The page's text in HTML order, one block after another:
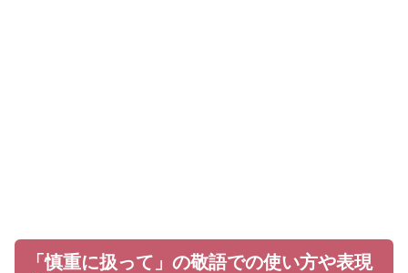
「慎重に扱って」の敬語での使い方や表現